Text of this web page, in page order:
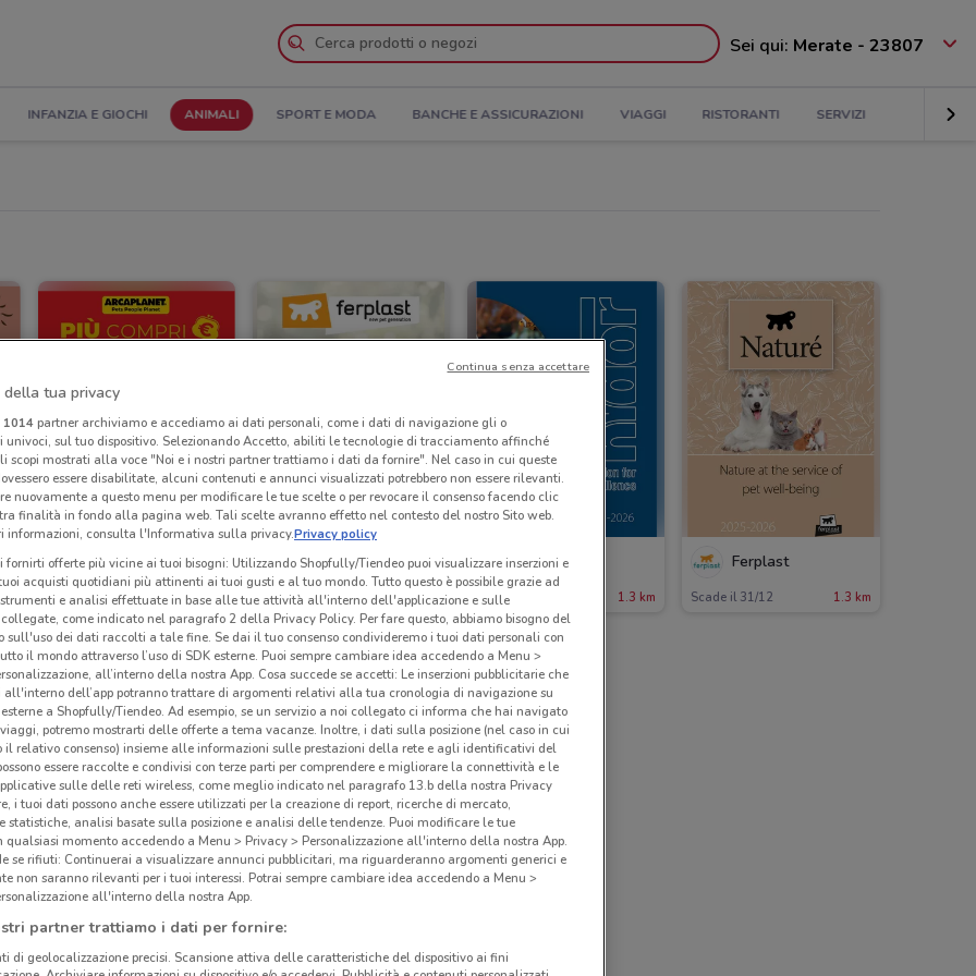
Sei qui: Merate - 23807
INFANZIA E GIOCHI ANIMALI SPORT E MODA BANCHE E ASSICURAZIONI VIAGGI RISTORANTI SERVIZI
Arcaplanet
Scade il 16/08 459 m
Ferplast
Scade il 31/12 1.3 km
Ferplast
Scade il 31/12 1.3 km
Ferplast
Scade il 31/12 1.3 km
della tua privacy
1014partner archiviamo e accediamo ai dati personali, come i dati di navigazione gli o
sul tuo dispositivo. Selezionando Accetto, abiliti le tecnologie di tracciamento affinché
scopi mostrati alla voce "Noi e i nostri partner trattiamo i dati da fornire". Nel caso in cui queste
essere disabilitate, alcuni contenuti e annunci visualizzati potrebbero non essere rilevanti.
nuovamente a questo menu per modificare le tue scelte o per revocare il consenso facendo clic
finalità in fondo alla pagina web. Tali scelte avranno effetto nel contesto del nostro Sito web.
informazioni, consulta l'Informativa sulla privacy.Privacy policy
fornirti offerte più vicine ai tuoi bisogni: Utilizzando Shopfully/Tiendeo puoi visualizzare inserzioni e
acquisti quotidiani più attinenti ai tuoi gusti e al tuo mondo. Tutto questo è possibile grazie ad
e analisi effettuate in base alle tue attività all'interno dell'applicazione e sulle
come indicato nel paragrafo 2 della Privacy Policy. Per fare questo, abbiamo bisogno del
sull'uso dei dati raccolti a tale fine. Se dai il tuo consenso condivideremo i tuoi dati personali con
il mondo attraverso l’uso di SDK esterne. Puoi sempre cambiare idea accedendo a Menu >
all’interno della nostra App. Cosa succede se accetti: Le inserzioni pubblicitarie che
all'interno dell’app potranno trattare di argomenti relativi alla tua cronologia di navigazione su
a Shopfully/Tiendeo. Ad esempio, se un servizio a noi collegato ci informa che hai navigato
potremo mostrarti delle offerte a tema vacanze. Inoltre, i dati sulla posizione (nel caso in cui
il relativo consenso) insieme alle informazioni sulle prestazioni della rete e agli identificativi del
essere raccolte e condivisi con terze parti per comprendere e migliorare la connettività e le
sulle delle reti wireless, come meglio indicato nel paragrafo 13.b della nostra Privacy
i tuoi dati possono anche essere utilizzati per la creazione di report, ricerche di mercato,
statistiche, analisi basate sulla posizione e analisi delle tendenze. Puoi modificare le tue
qualsiasi momento accedendo a Menu > Privacy > Personalizzazione all'interno della nostra App.
se rifiuti: Continuerai a visualizzare annunci pubblicitari, ma riguarderanno argomenti generici e
non saranno rilevanti per i tuoi interessi. Potrai sempre cambiare idea accedendo a Menu >
all'interno della nostra App.
partner trattiamo i dati per fornire:
di geolocalizzazione precisi. Scansione attiva delle caratteristiche del dispositivo ai fini
Continua senza accettare